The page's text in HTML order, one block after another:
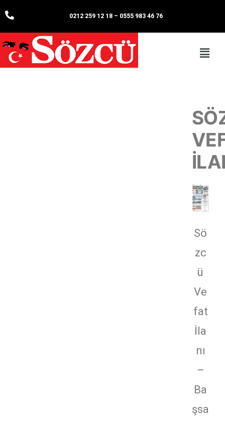
0212 259 12 18– 0555 983 46 76
Sö
zc
ü
Ve
fat
İla
nı
–
Ba
şsa